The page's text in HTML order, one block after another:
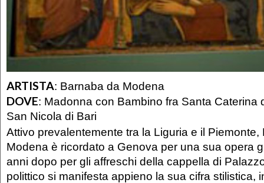
ARTISTA: Barnaba da Modena
DOVE: Madonna con Bambino fra Santa Caterina
San Nicola di Bari
Attivo prevalentemente tra la Liguria e il Piemonte,
Modena è ricordato a Genova per una sua opera
anni dopo per gli affreschi della cappella di
polittico si manifesta appieno la sua cifra stilistica,